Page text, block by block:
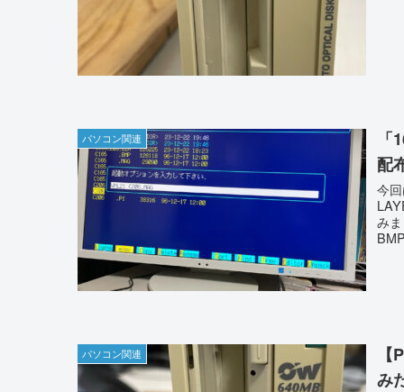
パソコン関連
配
今
み
パソコン関連
み